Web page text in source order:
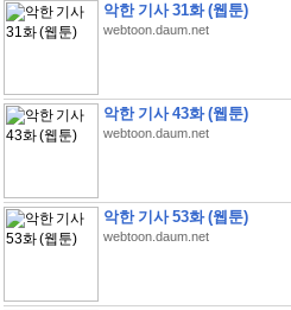
악한 기사 31화 (웹툰)
webtoon.daum.net
악한 기사 43화 (웹툰)
webtoon.daum.net
악한 기사 53화 (웹툰)
webtoon.daum.net